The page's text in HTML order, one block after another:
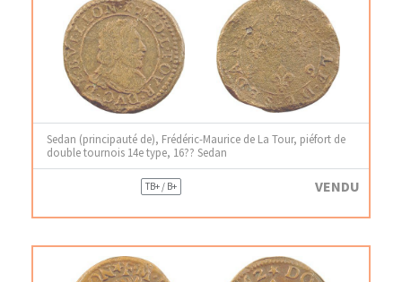
Sedan (principauté de), Frédéric-Maurice de La Tour, piéfort de
double tournois 14e type, 16?? Sedan
TB+ / B+ VENDU